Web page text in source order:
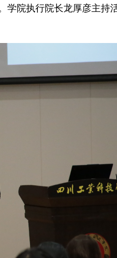
学院执行院长龙厚彦主持